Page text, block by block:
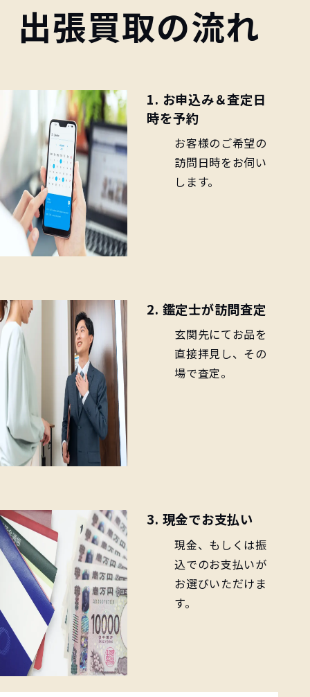
出張買取の流れ
1. お申込み＆査定日
時を予約
お客様のご希望の
訪問日時をお伺い
します。
2. 鑑定士が訪問査定
玄関先にてお品を
直接拝見し、その
場で査定。
3. 現金でお支払い
現金、もしくは振
込でのお支払いが
お選びいただけま
す。